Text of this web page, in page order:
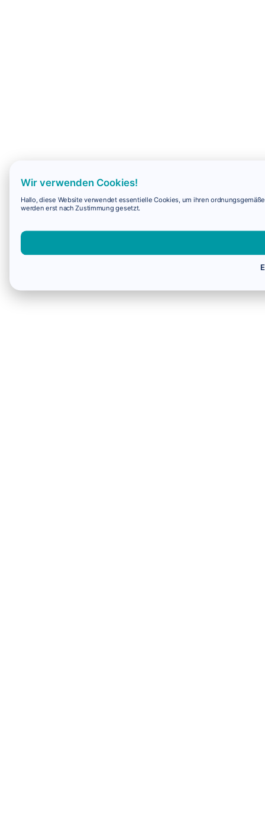
Wir verwenden Cookies!
Hallo, diese Website verwendet essentielle Cookies, um ihren
werden erst nach Zustimmung gesetzt.